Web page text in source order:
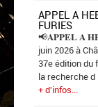
APPEL A
FURIES
📢𝐀𝐏𝐏𝐄𝐋 𝐀
juin 2026 à
37e édition du
la recherche d
+ d'infos...